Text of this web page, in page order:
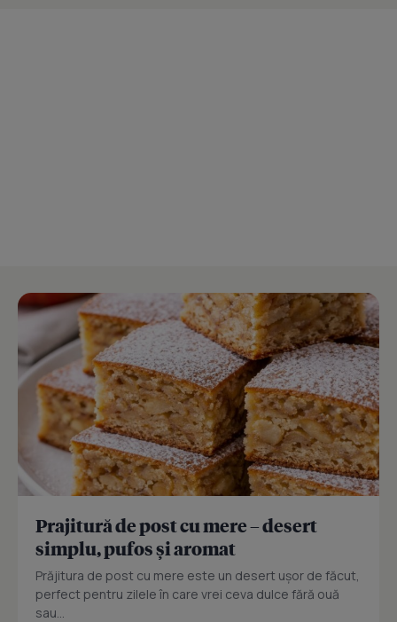
Prajitură de post cu mere – desert
simplu, pufos și aromat
Prăjitura de post cu mere este un desert ușor de făcut,
perfect pentru zilele în care vrei ceva dulce fără ouă
sau...